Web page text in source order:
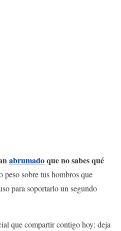
abrumadoque no sabes qué
peso sobre tus hombros que
para soportarlo un segundo
que compartir contigo hoy: deja